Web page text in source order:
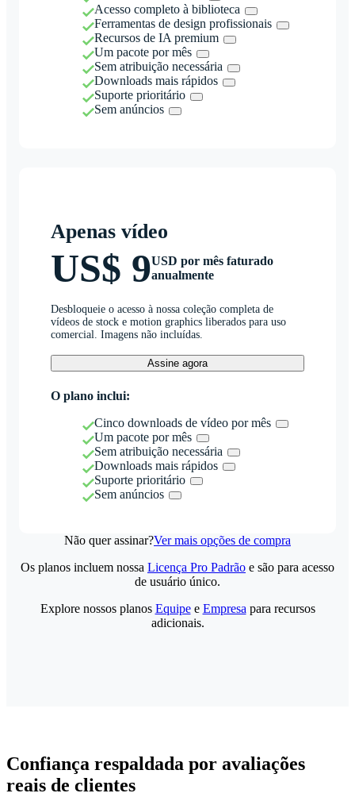
Acesso completo à biblioteca
Ferramentas de design profissionais
Recursos de IA premium
Um pacote por mês
Sem atribuição necessária
Downloads mais rápidos
Suporte prioritário
Sem anúncios
Apenas vídeo
US$ 9USD por mês faturado
anualmente
Desbloqueie o acesso à nossa coleção completa de
vídeos de stock e motion graphics liberados para uso
comercial. Imagens não incluídas.
Assine agora
O plano inclui:
Cinco downloads de vídeo por mês
Um pacote por mês
Sem atribuição necessária
Downloads mais rápidos
Suporte prioritário
Sem anúncios
Não quer assinar?Ver mais opções de compra
Os planos incluem nossa Licença Pro Padrão e são para acesso
de usuário único.
Explore nossos planos Equipee Empresa para recursos
adicionais.
Confiança respaldada por avaliações
reais de clientes